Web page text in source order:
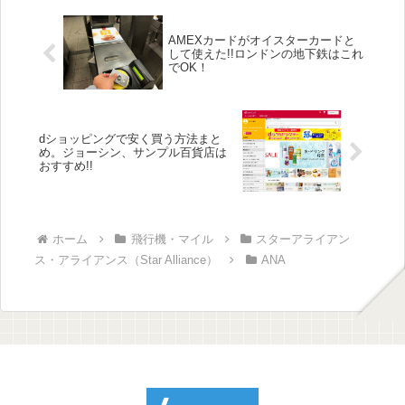
AMEXカードがオイスターカードと
して使えた!!ロンドンの地下鉄はこれ
でOK！
dショッピングで安く買う方法まと
め。ジョーシン、サンプル百貨店は
おすすめ!!
ホーム 飛行機・マイル
スターアライアン
ス・アライアンス（Star Alliance）
ANA